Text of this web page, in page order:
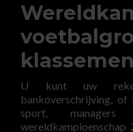
U kunt uw
bankoverschrijving,
sport,